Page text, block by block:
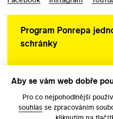
Program Ponrepa
schránky
Aby se vám web dobře
Pro co nejpohodlnější
souhlas se zpracováním